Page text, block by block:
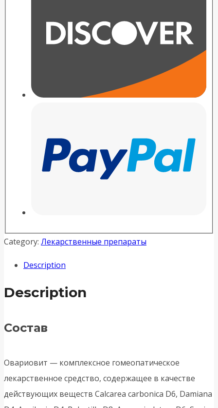
Category: Лекарственные препараты
Description
Description
Состав
Овариовит — комплексное гомеопатическое
лекарственное средство, содержащее в качестве
действующих веществ Calcarea carbonica D6, Damiana